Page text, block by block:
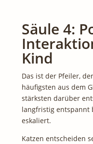
Säule 4:
Kind
Das ist der Pfeiler,
häufigsten aus dem
stärksten darüber
langfristig entspannt
eskaliert.
Katzen entscheiden